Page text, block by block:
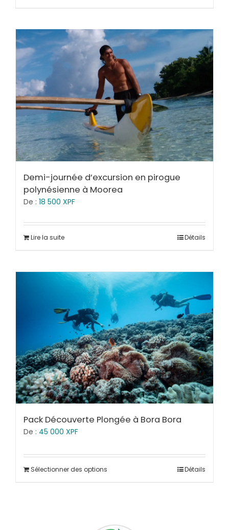
Demi-journée d’excursion en pirogue
polynésienne à Moorea
De : 18 500 XPF
Lire la suite Détails
Pack Découverte Plongée à Bora Bora
De : 45 000 XPF
Sélectionner des options Détails